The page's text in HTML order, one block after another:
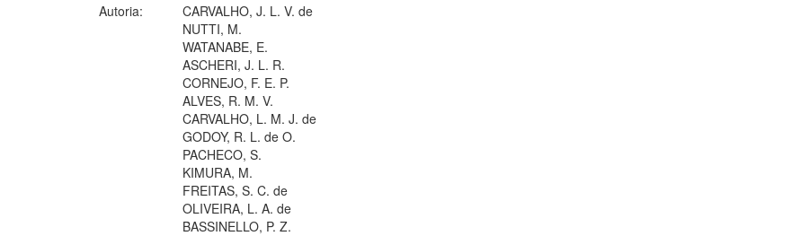
Autoria:
CARVALHO, J. L. V. de
NUTTI, M.
WATANABE, E.
ASCHERI, J. L. R.
CORNEJO, F. E. P.
ALVES, R. M. V.
CARVALHO, L. M. J. de
GODOY, R. L. de O.
PACHECO, S.
KIMURA, M.
FREITAS, S. C. de
OLIVEIRA, L. A. de
BASSINELLO, P. Z.